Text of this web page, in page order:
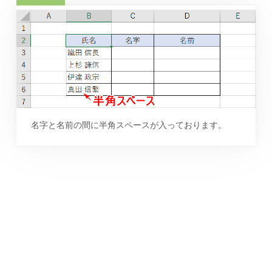
名字と名前の間に半角スペースが入っております。